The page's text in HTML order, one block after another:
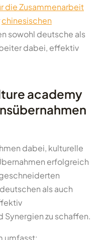
die Zusammenarbeit
chinesischen
sowohl deutsche als
dabei, effektiv
academy
dabei, kulturelle
erfolgreich
als auch
Synergien zu schaffen.
umfasst: